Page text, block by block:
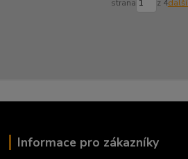
strana z 4další
Informace pro zákazníky